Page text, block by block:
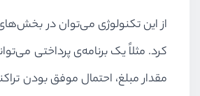
از این تکنولوژی می‌توان در
کرد. مثلاً یک برنامه‌ی پرداختی
مقدار مبلغ، احتمال موفق بودن